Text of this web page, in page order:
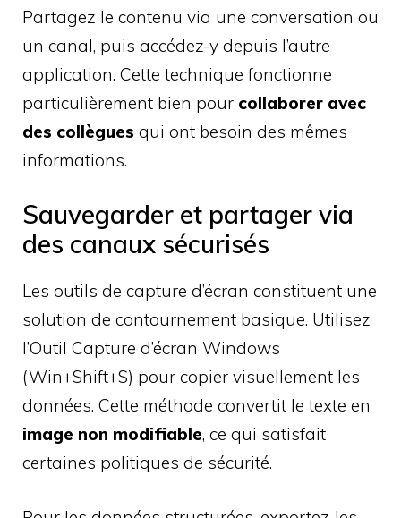
Partagez le contenu via une conversation ou
un canal, puis accédez-y depuis l’autre
application. Cette technique fonctionne
particulièrement bien pour collaborer avec
des collègues qui ont besoin des mêmes
informations.
Sauvegarder et partager via
des canaux sécurisés
Les outils de capture d’écran constituent une
solution de contournement basique. Utilisez
l’Outil Capture d’écran Windows
(Win+Shift+S) pour copier visuellement les
données. Cette méthode convertit le texte en
image non modifiable, ce qui satisfait
certaines politiques de sécurité.